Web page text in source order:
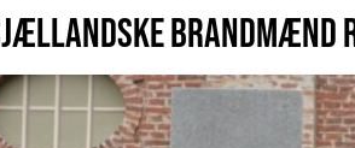
BRANDMÆND